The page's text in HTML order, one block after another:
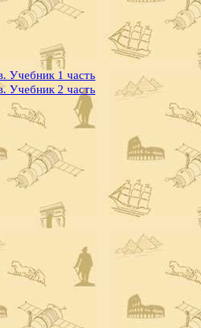
Учебник 1 часть
Учебник 2 часть